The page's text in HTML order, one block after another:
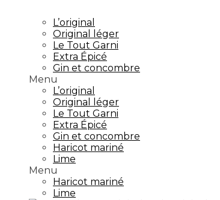
L’original
Original léger
Le Tout Garni
Extra Épicé
Gin et concombre
Menu
L’original
Original léger
Le Tout Garni
Extra Épicé
Gin et concombre
Haricot mariné
Lime
Menu
Haricot mariné
Lime